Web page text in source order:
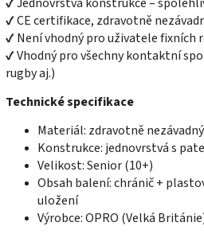
✔ CE certifikace, zdravotně
✔ Není vhodný pro uživatele fixních
✔ Vhodný pro všechny kontaktní
rugby aj.)
Technické specifikace
Materiál: zdravotně
Konstrukce: jednovrstvá s
Velikost: Senior (10+)
Obsah balení: chránič +
uložení
Výrobce: OPRO (Velká